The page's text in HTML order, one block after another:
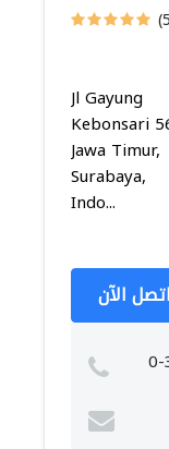
Jl Gayung
Kebonsari
Jawa Timur,
Surabaya,
Indo...
اتصل الآن